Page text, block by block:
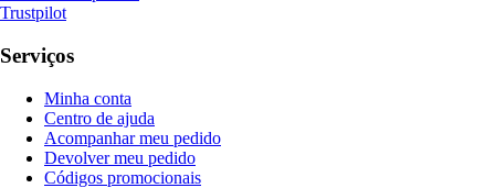
Trustpilot
Serviços
Minha conta
Centro de ajuda
Acompanhar meu pedido
Devolver meu pedido
Códigos promocionais